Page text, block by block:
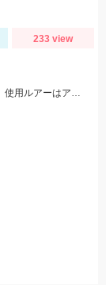
233 view
タックルはThulinoクーリアライトゲームロックセット、使用ルアーはアイマ祈晴(キハル)MD75F。20cm超え多くハリ飛ばされました。